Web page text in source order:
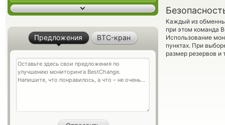
Каждый из
при этом команда
Использование
пунктах. При
размер резервов и
Предложения BTC-кран